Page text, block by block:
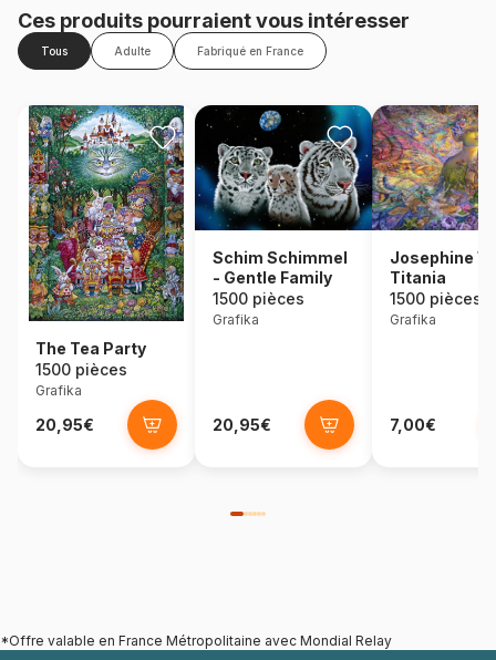
Ces produits pourraient vous intéresser
Tous Adulte Fabriqué en France
The Tea Party
1500 pièces
Grafika
20,95€
Schim Schimmel
- Gentle Family
1500 pièces
Grafika
20,95€
Josephine
Titania
1500 pièces
Grafika
7,00€
*Offre valable en France Métropolitaine avec Mondial Relay